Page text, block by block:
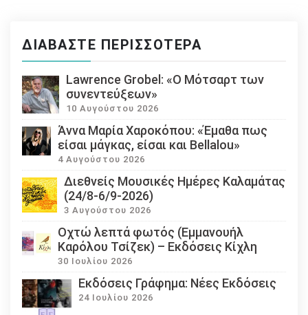
ΔΙΑΒΆΣΤΕ ΠΕΡΙΣΣΌΤΕΡΑ
Lawrence Grobel: «Ο Μότσαρτ των
συνεντεύξεων»
10 Αυγούστου 2026
Άννα Μαρία Χαροκόπου: «Έμαθα πως
είσαι μάγκας, είσαι και Bellalou»
4 Αυγούστου 2026
Διεθνείς Μουσικές Ημέρες Καλαμάτας
(24/8-6/9-2026)
3 Αυγούστου 2026
Οχτώ λεπτά φωτός (Εμμανουήλ
Καρόλου Τσίζεκ) – Εκδόσεις Κίχλη
30 Ιουλίου 2026
Εκδόσεις Γράφημα: Νέες Εκδόσεις
24 Ιουλίου 2026